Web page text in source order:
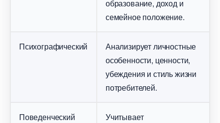
образование, доход и
семейное положение.
Психографический
Анализирует личностные
особенности, ценности,
убеждения и стиль жизни
потребителей.
Поведенческий
Учитывает